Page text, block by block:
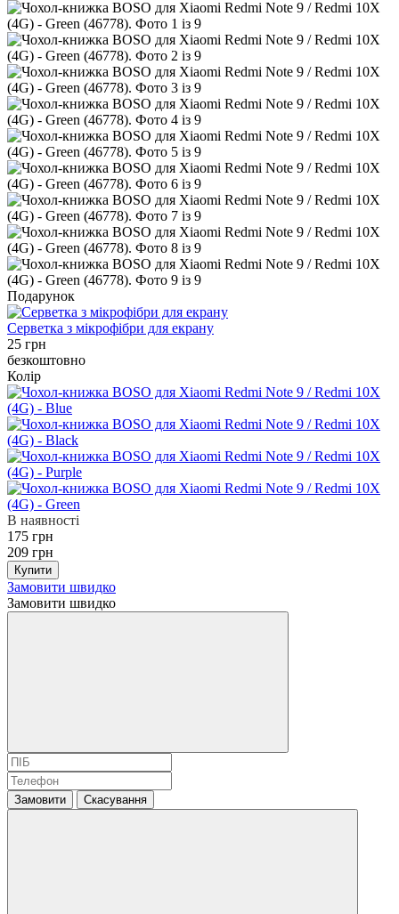
Подарунок
Серветка з мікрофібри для екрану
25 грн
безкоштовно
Колір
В наявності
175 грн
209 грн
Купити
Замовити швидко
Замовити швидко
Замовити Скасування